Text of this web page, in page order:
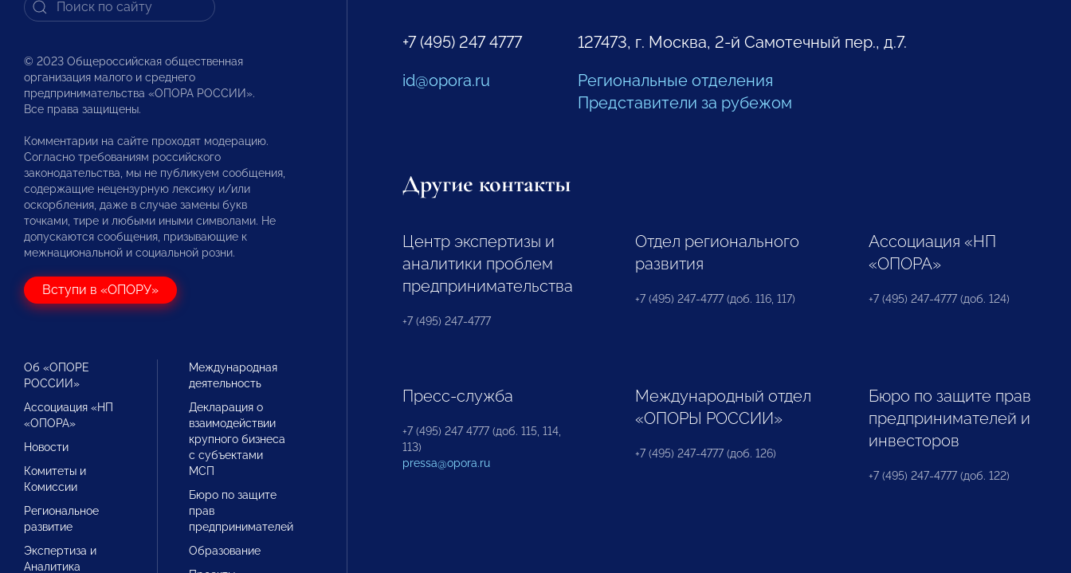
© 2023 Общероссийская общественная
организация малого и среднего
предпринимательства «ОПОРА РОССИИ».
Все права защищены.
Комментарии на сайте проходят модерацию.
Согласно требованиям российского
законодательства, мы не публикуем сообщения,
содержащие нецензурную лексику и/или
оскорбления, даже в случае замены букв
точками, тире и любыми иными символами. Не
допускаются сообщения, призывающие к
межнациональной и социальной розни.
Вступи в «ОПОРУ»
Об «ОПОРЕ
РОССИИ»
Ассоциация «НП
«ОПОРА»
Новости
Комитеты и
Комиссии
Региональное
развитие
Экспертиза и
Аналитика
Международная
деятельность
Декларация о
взаимодействии
крупного бизнеса
с субъектами
МСП
Бюро по защите
прав
предпринимателей
Образование
+7 (495) 247 4777
id@opora.ru
127473, г. Москва, 2-й Самотечный пер., д.7.
Региональные отделения
Представители за рубежом
Другие контакты
Центр экспертизы и
аналитики проблем
предпринимательства
+7 (495) 247-4777
Отдел регионального
развития
+7 (495) 247-4777 (доб. 116, 117)
Ассоциация «НП
«ОПОРА»
+7 (495) 247-4777 (доб. 124)
Пресс-служба
+7 (495) 247 4777 (доб. 115, 114,
113)
pressa@opora.ru
Международный отдел
«ОПОРЫ РОССИИ»
+7 (495) 247-4777 (доб. 126)
Бюро по защите прав
предпринимателей и
инвесторов
+7 (495) 247-4777 (доб. 122)